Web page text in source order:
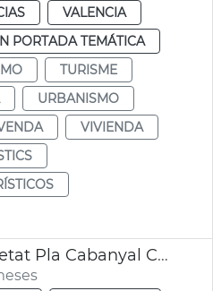
VALENCIA
PORTADA TEMÁTICA
TURISME
URBANISMO
VIVIENDA
Balance 2025 Societat Pla Cabanyal Canyamelar